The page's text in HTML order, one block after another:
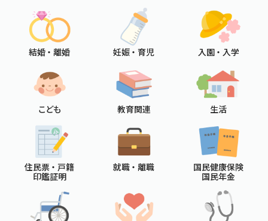
メニューを閉じる
結婚 ・ 離婚 妊娠 ・ 育児 入園 ・ 入学
こども 教育関連 生活
住民票 ・ 戸籍
印鑑証明
就職 ・ 離職
国民健康保険
国民年金